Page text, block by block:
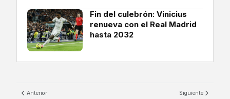
Fin del culebrón: Vinicius
renueva con el Real Madrid
hasta 2032
Anterior Siguiente